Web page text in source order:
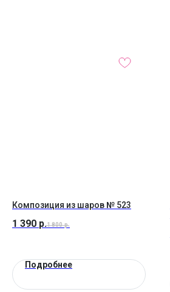
Композиция из шаров № 523
1 390 р.1 800 р.
Подробнее